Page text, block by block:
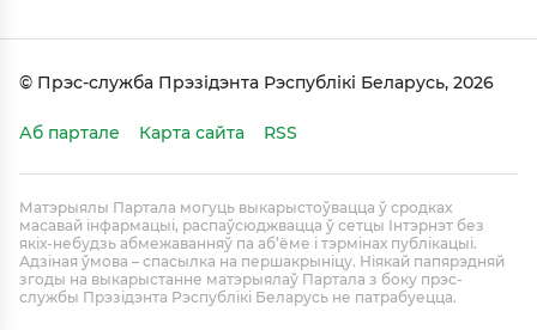
© Прэс-служба Прэзідэнта Рэспублікі Беларусь, 2026
Аб партале Карта сайта RSS
Матэрыялы Партала могуць выкарыстоўвацца ў сродках
масавай інфармацыі, распаўсюджвацца ў сетцы Інтэрнэт без
якіх-небудзь абмежаванняў па аб’ёме і тэрмінах публікацыі.
Адзіная ўмова – спасылка на першакрыніцу. Ніякай папярэдняй
згоды на выкарыстанне матэрыялаў Партала з боку прэс-
службы Прэзідэнта Рэспублікі Беларусь не патрабуецца.